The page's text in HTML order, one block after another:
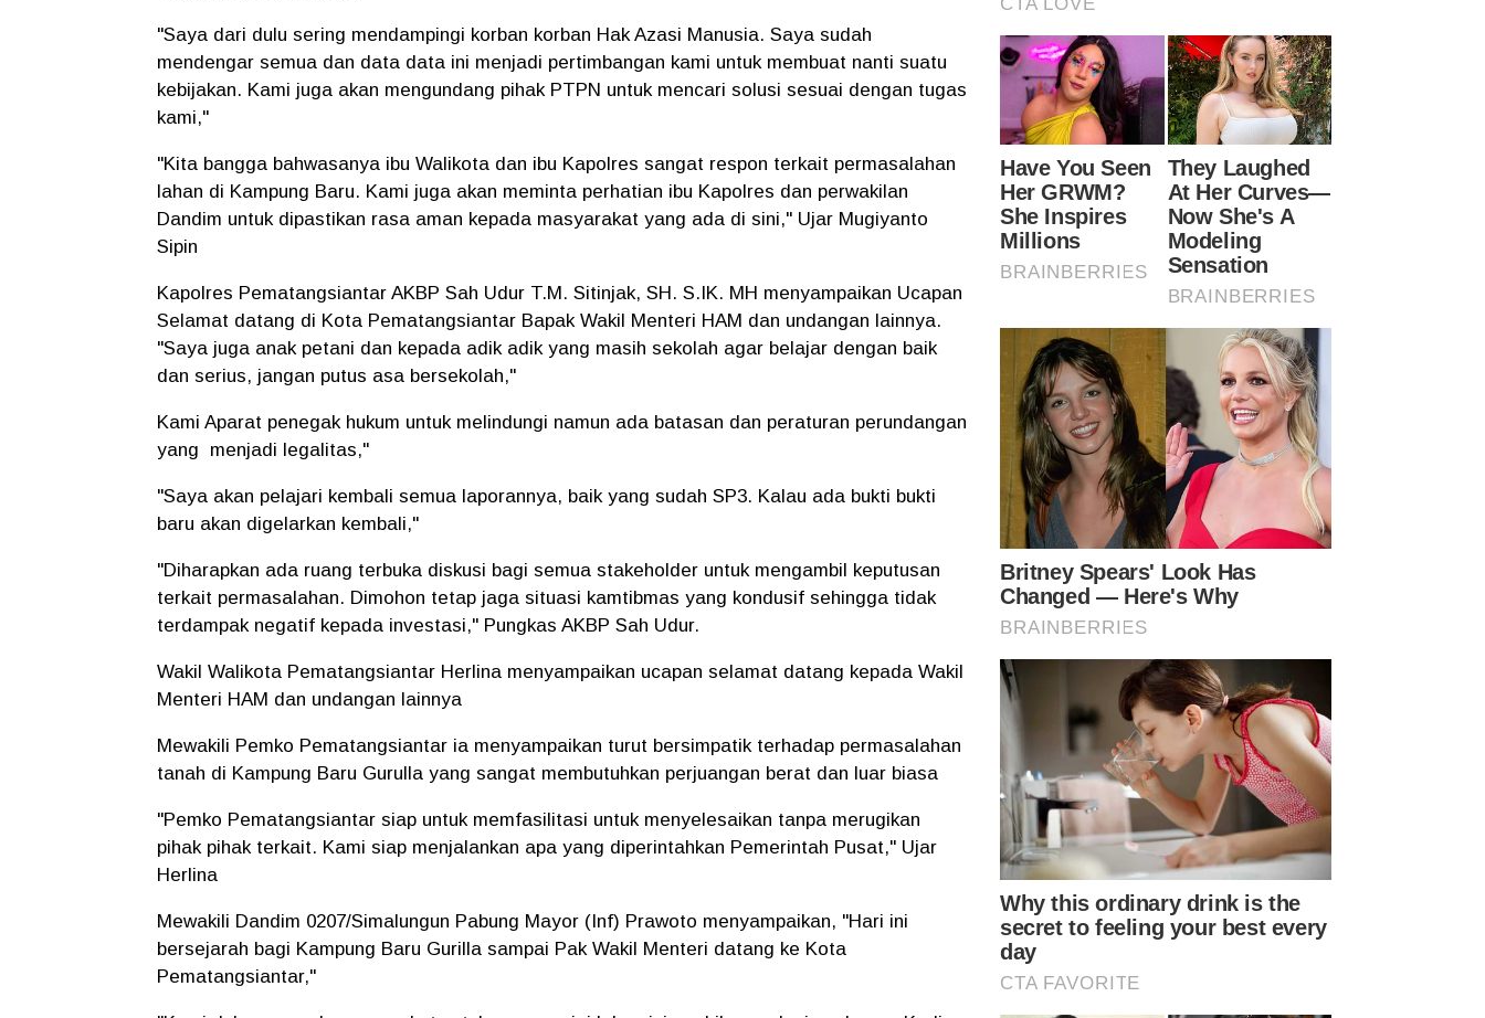
"Saya dari dulu sering mendampingi korban korban Hak Azasi Manusia. Saya sudah
mendengar semua dan data data ini menjadi pertimbangan kami untuk membuat nanti suatu
kebijakan. Kami juga akan mengundang pihak PTPN untuk mencari solusi sesuai dengan tugas
kami,"
"Kita bangga bahwasanya ibu Walikota dan ibu Kapolres sangat respon terkait permasalahan
lahan di Kampung Baru. Kami juga akan meminta perhatian ibu Kapolres dan perwakilan
Dandim untuk dipastikan rasa aman kepada masyarakat yang ada di sini," Ujar Mugiyanto
Sipin
Kapolres Pematangsiantar AKBP Sah Udur T.M. Sitinjak, SH. S.IK. MH menyampaikan Ucapan
Selamat datang di Kota Pematangsiantar Bapak Wakil Menteri HAM dan undangan lainnya.
"Saya juga anak petani dan kepada adik adik yang masih sekolah agar belajar dengan baik
dan serius, jangan putus asa bersekolah,"
Kami Aparat penegak hukum untuk melindungi namun ada batasan dan peraturan perundangan
yang menjadi legalitas,"
"Saya akan pelajari kembali semua laporannya, baik yang sudah SP3. Kalau ada bukti bukti
baru akan digelarkan kembali,"
"Diharapkan ada ruang terbuka diskusi bagi semua stakeholder untuk mengambil keputusan
terkait permasalahan. Dimohon tetap jaga situasi kamtibmas yang kondusif sehingga tidak
terdampak negatif kepada investasi," Pungkas AKBP Sah Udur.
Wakil Walikota Pematangsiantar Herlina menyampaikan ucapan selamat datang kepada Wakil
Menteri HAM dan undangan lainnya
Mewakili Pemko Pematangsiantar ia menyampaikan turut bersimpatik terhadap permasalahan
tanah di Kampung Baru Gurulla yang sangat membutuhkan perjuangan berat dan luar biasa
"Pemko Pematangsiantar siap untuk memfasilitasi untuk menyelesaikan tanpa merugikan
pihak pihak terkait. Kami siap menjalankan apa yang diperintahkan Pemerintah Pusat," Ujar
Herlina
Mewakili Dandim 0207/Simalungun Pabung Mayor (Inf) Prawoto menyampaikan, "Hari ini
bersejarah bagi Kampung Baru Gurilla sampai Pak Wakil Menteri datang ke Kota
Pematangsiantar,"